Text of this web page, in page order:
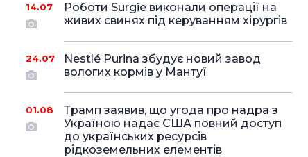
14.07
Роботи Surgie виконали операції на
живих свинях під керуванням хірургів
24.07
Nestlé Purina збудує новий завод
вологих кормів у Мантуї
01.08
Трамп заявив, що угода про надра з
Україною надає США повний доступ
до українських ресурсів
рідкоземельних елементів